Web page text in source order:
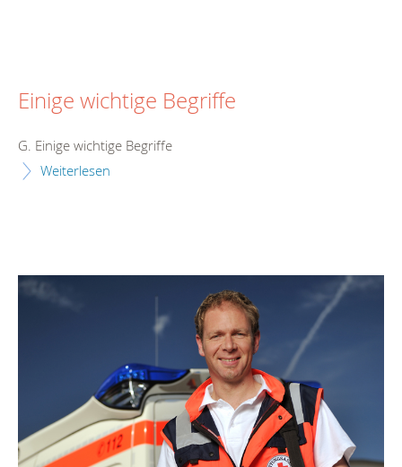
Einige wichtige Begriffe
G. Einige wichtige Begriffe
Weiterlesen